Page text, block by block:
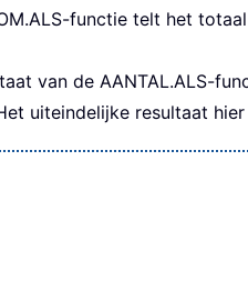
functie telt het
van de AANTAL.ALS-
uiteindelijke resultaat